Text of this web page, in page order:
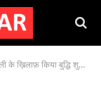
किया बुद्धि शुद्धि यज्ञ।